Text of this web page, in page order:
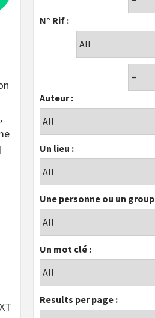
N° Rif :
Auteur :
Un lieu :
Une personne ou un
Un mot clé :
Results per page :